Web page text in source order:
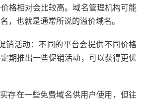
格相对会比较高。域名管理机构可能
，也就是通常所说的溢价域名。
销活动：不同的平台会提供不同价格
期推出一些促销活动，可以获得更优
存在一些免费域名供用户使用，但往